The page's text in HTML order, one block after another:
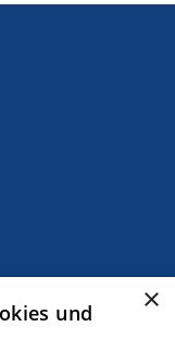
×
und